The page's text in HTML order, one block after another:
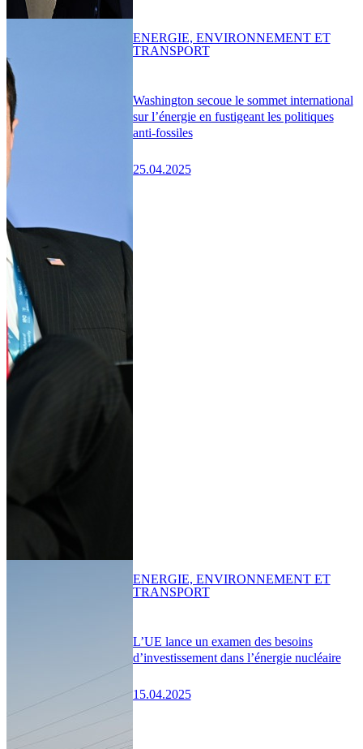
Washington secoue le sommet international
sur l’énergie en fustigeant les politiques
anti-fossiles
25.04.2025
ENERGIE, ENVIRONNEMENT ET
TRANSPORT
L’UE lance un examen des besoins
d’investissement dans l’énergie nucléaire
15.04.2025
ENERGIE, ENVIRONNEMENT ET
TRANSPORT